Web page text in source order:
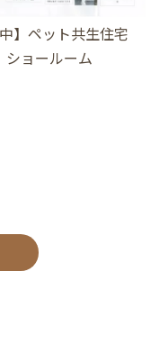
中】ペット共生住宅
ショールーム